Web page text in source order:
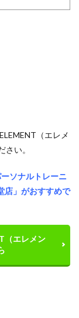
（エレメ
い。
ソナルトレーニ
店」がおすすめで
（エレメン